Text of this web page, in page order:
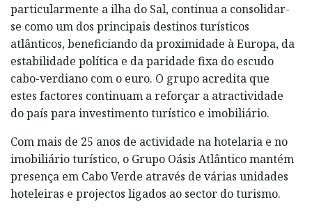
particularmente a ilha do Sal, continua a consolidar-
se como um dos principais destinos turísticos
atlânticos, beneficiando da proximidade à Europa, da
estabilidade política e da paridade fixa do escudo
cabo-verdiano com o euro. O grupo acredita que
estes factores continuam a reforçar a atractividade
do país para investimento turístico e imobiliário.
Com mais de 25 anos de actividade na hotelaria e no
imobiliário turístico, o Grupo Oásis Atlântico mantém
presença em Cabo Verde através de várias unidades
hoteleiras e projectos ligados ao sector do turismo.